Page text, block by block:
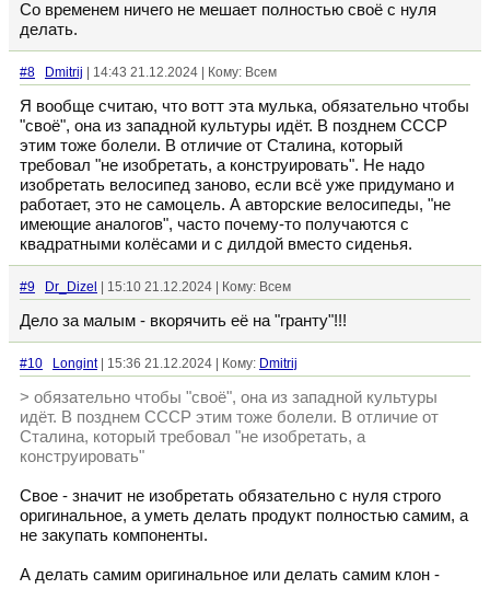
Со временем ничего не мешает полностью своё с нуля
делать.
#8 Dmitrij | 14:43 21.12.2024 | Кому: Всем
Я вообще считаю, что вотт эта мулька, обязательно чтобы
"своё", она из западной культуры идёт. В позднем СССР
этим тоже болели. В отличие от Сталина, который
требовал "не изобретать, а конструировать". Не надо
изобретать велосипед заново, если всё уже придумано и
работает, это не самоцель. А авторские велосипеды, "не
имеющие аналогов", часто почему-то получаются с
квадратными колёсами и с дилдой вместо сиденья.
#9 Dr_Dizel | 15:10 21.12.2024 | Кому: Всем
Дело за малым - вкорячить её на "гранту"!!!
#10 Longint| 15:36 21.12.2024 | Кому: Dmitrij
> обязательно чтобы "своё", она из западной культуры
идёт. В позднем СССР этим тоже болели. В отличие от
Сталина, который требовал "не изобретать, а
конструировать"
Свое - значит не изобретать обязательно с нуля строго
оригинальное, а уметь делать продукт полностью самим, а
не закупать компоненты.
А делать самим оригинальное или делать самим клон -